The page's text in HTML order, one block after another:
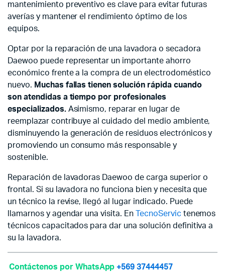
mantenimiento preventivo es clave para evitar futuras
averías y mantener el rendimiento óptimo de los
equipos.
Optar por la reparación de una lavadora o secadora
Daewoo puede representar un importante ahorro
económico frente a la compra de un electrodoméstico
nuevo. Muchas fallas tienen solución rápida cuando
son atendidas a tiempo por profesionales
especializados.Asimismo, reparar en lugar de
reemplazar contribuye al cuidado del medio ambiente,
disminuyendo la generación de residuos electrónicos y
promoviendo un consumo más responsable y
sostenible.
Reparación de lavadoras Daewoo de carga superior o
frontal. Si su lavadora no funciona bien y necesita que
un técnico la revise, llegó al lugar indicado. Puede
llamarnos y agendar una visita. En
TecnoServic tenemos
técnicos capacitados para dar una solución definitiva a
su la lavadora.
Contáctenos por WhatsApp +569 37444457